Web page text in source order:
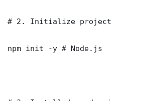
# 2. Initialize project
npm init -y # Node.js